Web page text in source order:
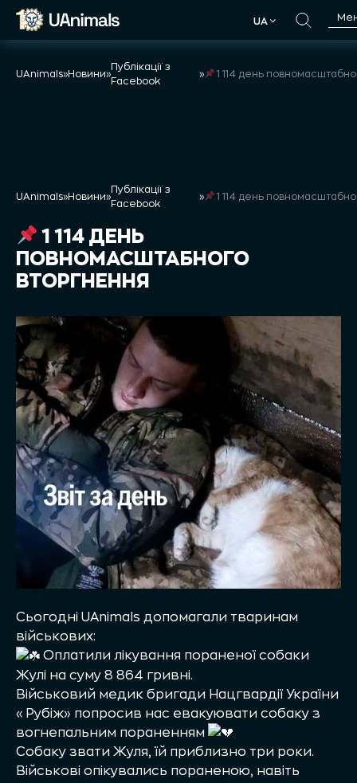
Skip
UA
UAnimals»Новини»
Публікації з
Facebook
» 1 114 день повномасштабного
UAnimals»Новини»
Публікації з
Facebook
» 1 114 день повномасштабного
1 114 ДЕНЬ
ПОВНОМАСШТАБНОГО
ВТОРГНЕННЯ
Сьогодні UAnimals допомагали тваринам
військових:
Оплатили лікування пораненої собаки
Жулі на суму 8 864 гривні.
Військовий медик бригади Нацгвардії України
«Рубіж» попросив нас евакуювати собаку з
вогнепальним пораненням
Собаку звати Жуля, їй приблизно три роки.
Військові опікувались пораненою, навіть